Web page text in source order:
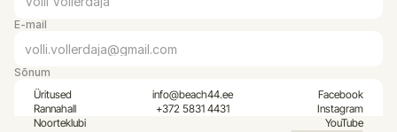
E-mail
Sõnum
Üritused
Rannahall
Noorteklubi
info@beach44.ee
+372 5831 4431
Facebook
Instagram
YouTube